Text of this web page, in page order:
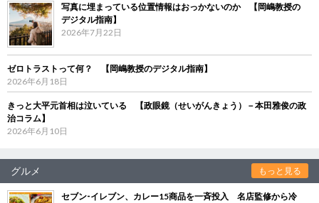
写真に埋まっている位置情報はおっかないのか 【岡嶋教授の
デジタル指南】
2026年7月22日
ゼロトラストって何？ 【岡嶋教授のデジタル指南】
2026年6月18日
きっと大平元首相は泣いている 【政眼鏡（せいがんきょう）－本田雅俊の政
治コラム】
2026年6月10日
グルメ もっと見る
セブン‐イレブン、カレー15商品を一斉投入 名店監修から冷